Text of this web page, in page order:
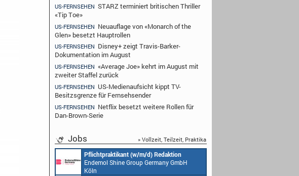
US-FERNSEHEN STARZ terminiert britischen Thriller
«Tip Toe»
US-FERNSEHEN Neuauflage von «Monarch of the
Glen» besetzt Hauptrollen
US-FERNSEHEN Disney+ zeigt Travis-Barker-
Dokumentation im August
US-FERNSEHEN «Average Joe» kehrt im August mit
zweiter Staffel zurück
US-FERNSEHEN US-Medienaufsicht kippt TV-
Besitzsgrenze für Fernsehsender
US-FERNSEHEN Netflix besetzt weitere Rollen für
Dan-Brown-Serie
Jobs » Vollzeit, Teilzeit, Praktika
Pflichtpraktikant (w/m/d) Redaktion
Endemol Shine Group Germany GmbH
Köln